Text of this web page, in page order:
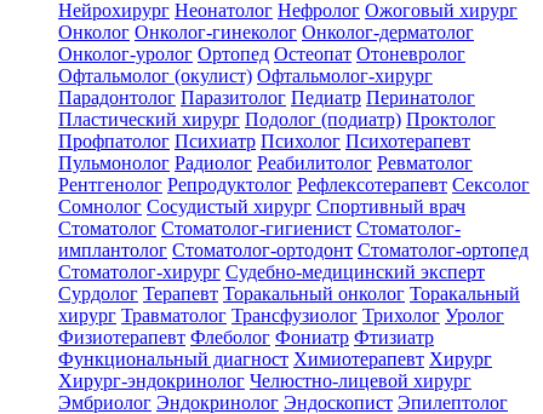
Нейрохирург Неонатолог Нефролог Ожоговый хирург
Онколог Онколог-гинеколог Онколог-дерматолог
Онколог-уролог Ортопед Остеопат Отоневролог
Офтальмолог (окулист) Офтальмолог-хирург
Парадонтолог Паразитолог Педиатр Перинатолог
Пластический хирург Подолог (подиатр) Проктолог
Профпатолог Психиатр Психолог Психотерапевт
Пульмонолог Радиолог Реабилитолог Ревматолог
Рентгенолог Репродуктолог Рефлексотерапевт Сексолог
Сомнолог Сосудистый хирург Спортивный врач
Стоматолог Стоматолог-гигиенист Стоматолог-
имплантолог Стоматолог-ортодонт Стоматолог-ортопед
Стоматолог-хирург Судебно-медицинский эксперт
Сурдолог Терапевт Торакальный онколог Торакальный
хирург Травматолог Трансфузиолог Трихолог Уролог
Физиотерапевт Флеболог Фониатр Фтизиатр
Функциональный диагност Химиотерапевт Хирург
Хирург-эндокринолог Челюстно-лицевой хирург
Эмбриолог Эндокринолог Эндоскопист Эпилептолог